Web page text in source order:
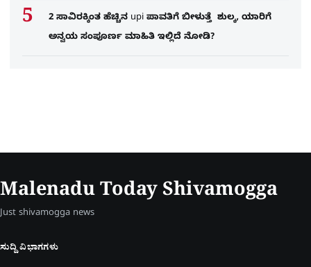
2 ಸಾವಿರಕ್ಕಿಂತ ಹೆಚ್ಚಿನ upi ಪಾವತಿಗೆ ಬೀಳುತ್ತೆ ಶುಲ್ಕ, ಯಾರಿಗೆ
ಅನ್ವಯ ಸಂಪೂರ್ಣ ಮಾಹಿತಿ ಇಲ್ಲಿದೆ ನೋಡಿ?
Malenadu Today Shivamogga
Just shivamogga news
ಸುದ್ದಿ ವಿಭಾಗಗಳು